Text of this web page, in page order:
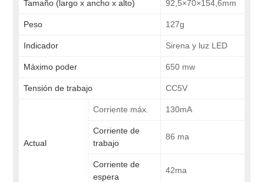
Tamaño (largo x ancho x alto) 92,5×70×154,6mm
Peso 127g
Indicador Sirena y luz LED
Máximo poder 650 mw
Tensión de trabajo CC5V
Actual
Corriente máx. 130mA
Corriente de
trabajo
86 ma
Corriente de
espera
42ma